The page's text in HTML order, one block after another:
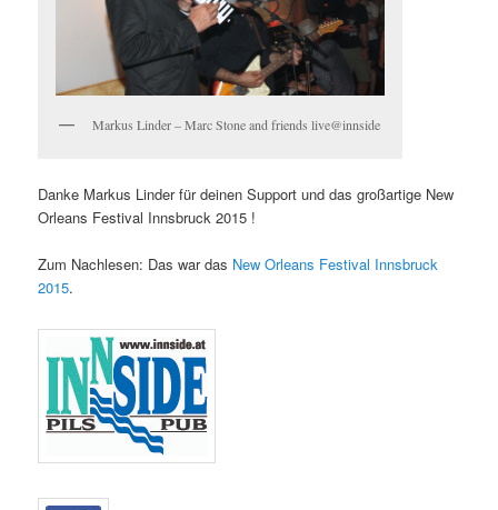
Markus Linder – Marc Stone and friends live@innside
Danke Markus Linder für deinen Support und das großartige New
Orleans Festival Innsbruck 2015 !
Zum Nachlesen: Das war das New Orleans Festival Innsbruck
2015.